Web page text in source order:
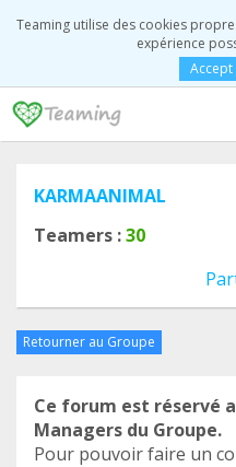
Teaming utilise des cookies
expérience
Accept
KARMAANIMAL
Teamers :30
Retourner au Groupe
Ce forum est réservé
Managers du Groupe.
Pour pouvoir faire un